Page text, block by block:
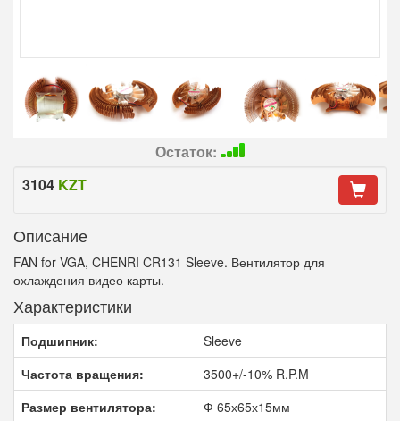
Остаток:
3104 KZT
Описание
FAN for VGA, CHENRI CR131 Sleeve. Вентилятор для
охлаждения видео карты.
Характеристики
Подшипник:
Sleeve
Частота вращения:
3500+/-10% R.P.M
Размер вентилятора:
Ф 65х65х15мм